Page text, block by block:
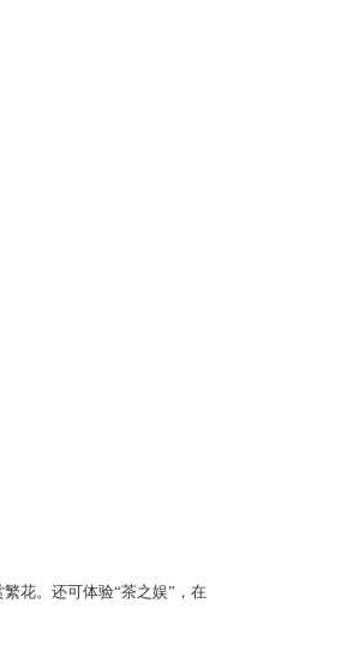
花。还可体验“茶之娱”，在